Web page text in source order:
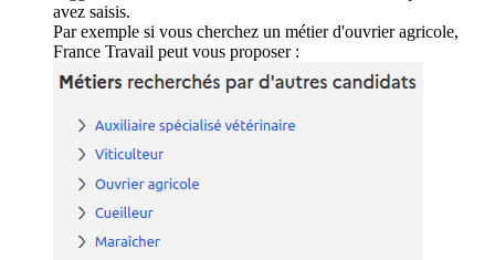
avez saisis.
Par exemple si vous cherchez un métier d'ouvrier agricole,
France Travail peut vous proposer :